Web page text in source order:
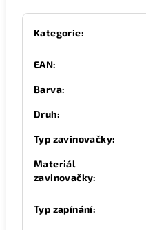
Kategorie:
EAN:
Barva:
Druh:
Typ zavinovačky:
Materiál
zavinovačky:
Typ zapínání: